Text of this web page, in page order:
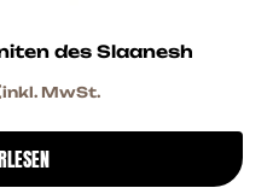
des Slaanesh
inkl. MwSt.